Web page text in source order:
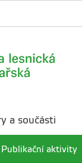
a součásti
Publikační aktivity